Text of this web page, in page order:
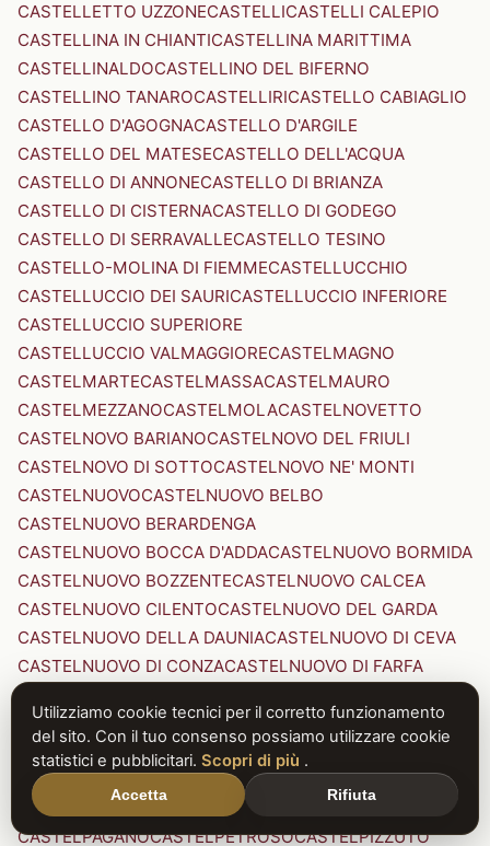
CASTELLETTO UZZONECASTELLICASTELLI CALEPIO
CASTELLINA IN CHIANTICASTELLINA MARITTIMA
CASTELLINALDOCASTELLINO DEL BIFERNO
CASTELLINO TANAROCASTELLIRICASTELLO CABIAGLIO
CASTELLO D'AGOGNACASTELLO D'ARGILE
CASTELLO DEL MATESECASTELLO DELL'ACQUA
CASTELLO DI ANNONECASTELLO DI BRIANZA
CASTELLO DI CISTERNACASTELLO DI GODEGO
CASTELLO DI SERRAVALLECASTELLO TESINO
CASTELLO-MOLINA DI FIEMMECASTELLUCCHIO
CASTELLUCCIO DEI SAURICASTELLUCCIO INFERIORE
CASTELLUCCIO SUPERIORE
CASTELLUCCIO VALMAGGIORECASTELMAGNO
CASTELMARTECASTELMASSACASTELMAURO
CASTELMEZZANOCASTELMOLACASTELNOVETTO
CASTELNOVO BARIANOCASTELNOVO DEL FRIULI
CASTELNOVO DI SOTTOCASTELNOVO NE' MONTI
CASTELNUOVOCASTELNUOVO BELBO
CASTELNUOVO BERARDENGA
CASTELNUOVO BOCCA D'ADDACASTELNUOVO BORMIDA
CASTELNUOVO BOZZENTECASTELNUOVO CALCEA
CASTELNUOVO CILENTOCASTELNUOVO DEL GARDA
CASTELNUOVO DELLA DAUNIACASTELNUOVO DI CEVA
CASTELNUOVO DI CONZACASTELNUOVO DI FARFA
CASTELNUOVO DI PORTO CASTELNUOVO DON BOSCO
CASTELNUOVO MAGRACASTELNUOVO NIGRA
CASTELNUOVO PARANOCASTELNUOVO RANGONE
CASTELNUOVO SCRIVIA
CASTELNUOVO VAL DI CECINA
CASTELPAGANOCASTELPETROSOCASTELPIZZUTO
Utilizziamo cookie tecnici per il corretto funzionamento
del sito. Con il tuo consenso possiamo utilizzare cookie
statistici e pubblicitari. Scopri di più .
Accetta Rifiuta